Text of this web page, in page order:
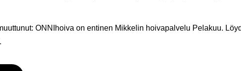
ON­NI­hoi­va on en­ti­nen Mik­ke­lin hoi­va­pal­ve­lu Pe­la­kuu.